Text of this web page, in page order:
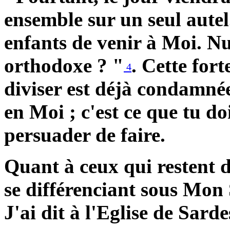
ensemble sur un seul
enfants de venir à Moi.
orthodoxe ? " 4. Cette
diviser est déjà
en Moi ; c'est ce que tu
persuader de faire.
Quant à ceux qui restent
se différenciant sous
J'ai dit à l'Eglise de